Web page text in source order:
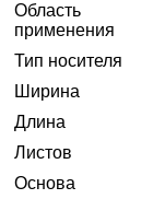
Область
применения
Тип носителя
Ширина
Длина
Листов
Основа